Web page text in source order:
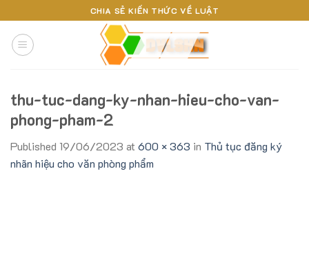
to
content
CHIA SẺ KIẾN THỨC VỀ LUẬT
thu-tuc-dang-ky-nhan-hieu-cho-van-
phong-pham-2
Published 19/06/2023 at 600 × 363 in Thủ tục đăng ký
nhãn hiệu cho văn phòng phẩm